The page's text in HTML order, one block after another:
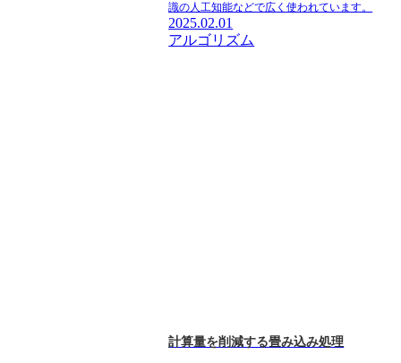
識の人工知能などで広く使われています。
2025.02.01
アルゴリズム
計算量を削減する畳み込み処理